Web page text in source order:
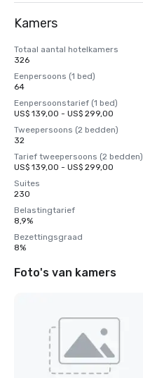
Kamers
Totaal aantal hotelkamers
326
Eenpersoons (1 bed)
64
Eenpersoonstarief (1 bed)
US$ 139,00 - US$ 299,00
Tweepersoons (2 bedden)
32
Tarief tweepersoons (2 bedden)
US$ 139,00 - US$ 299,00
Suites
230
Belastingtarief
8,9%
Bezettingsgraad
8%
Foto's van kamers